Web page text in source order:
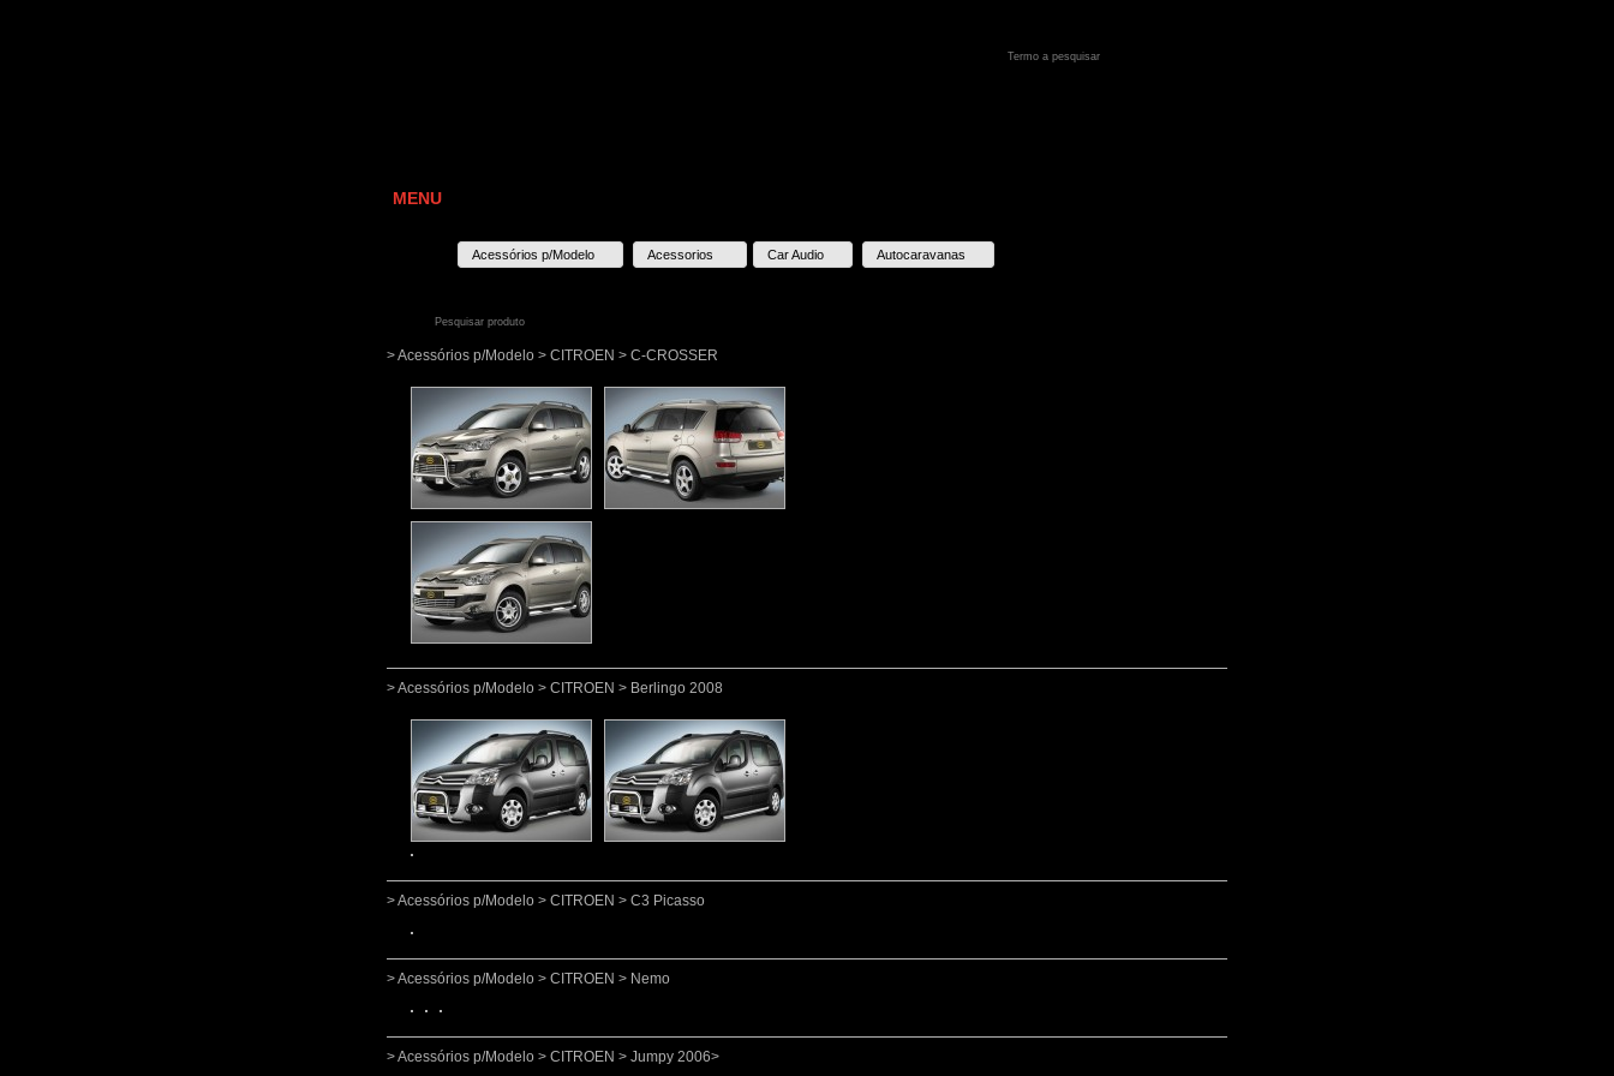
MENU
Acessórios p/Modelo Acessorios Car Audio Autocaravanas
> Acessórios p/Modelo > CITROEN > C-CROSSER
> Acessórios p/Modelo > CITROEN > Berlingo 2008
> Acessórios p/Modelo > CITROEN > C3 Picasso
> Acessórios p/Modelo > CITROEN > Nemo
> Acessórios p/Modelo > CITROEN > Jumpy 2006>